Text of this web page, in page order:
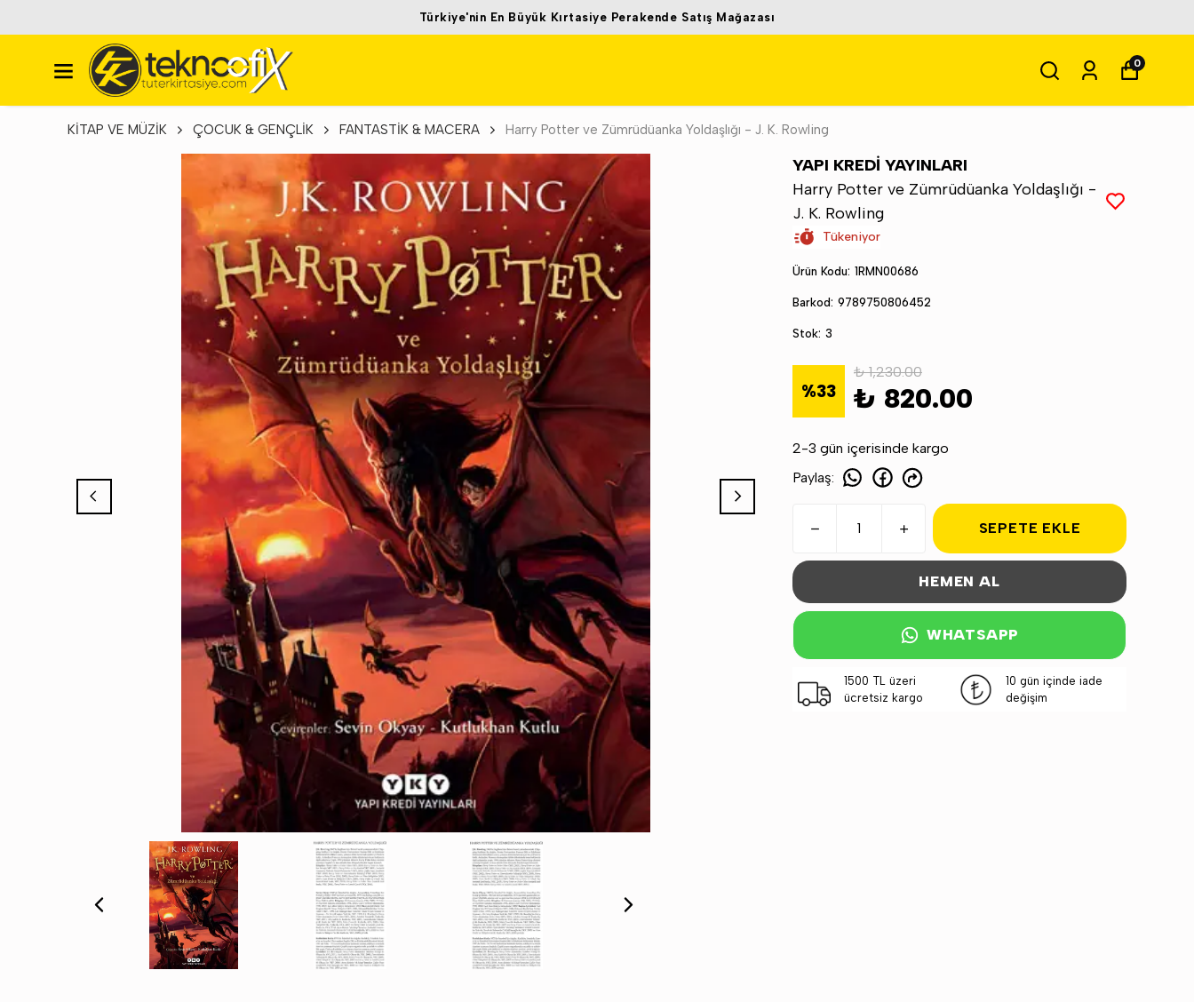
Türkiye'nin En Büyük Kırtasiye Perakende Satış Mağazası
0
KİTAP VE MÜZİK ÇOCUK & GENÇLİK FANTASTİK & MACERA Harry Potter ve Zümrüdüanka Yoldaşlığı - J. K. Rowling
YAPI KREDİ YAYINLARI
Harry Potter ve Zümrüdüanka Yoldaşlığı -
J. K. Rowling
Tükeniyor
Ürün Kodu: 1RMN00686
Barkod: 9789750806452
Stok: 3
%33
₺ 1,230.00
₺ 820.00
2-3 gün içerisinde kargo
Paylaş:
SEPETE EKLE
HEMEN AL
WHATSAPP
1500 TL üzeri
ücretsiz kargo
10 gün içinde iade
değişim